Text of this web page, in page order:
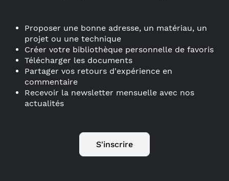
Proposer une bonne adresse, un matériau, un
projet ou une technique
Créer votre bibliothèque personnelle de favoris
Télécharger les documents
Partager vos retours d'expérience en
commentaire
Recevoir la newsletter mensuelle avec nos
actualités
S'inscrire